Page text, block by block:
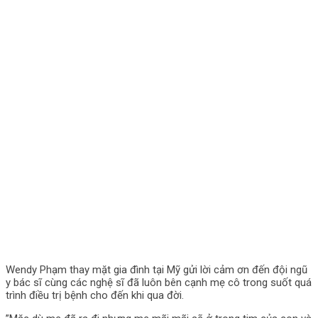
Wendy Phạm thay mặt gia đình tại Mỹ gửi lời cảm ơn đến đội ngũ
y bác sĩ cùng các nghệ sĩ đã luôn bên cạnh mẹ cô trong suốt quá
trình điều trị bệnh cho đến khi qua đời.